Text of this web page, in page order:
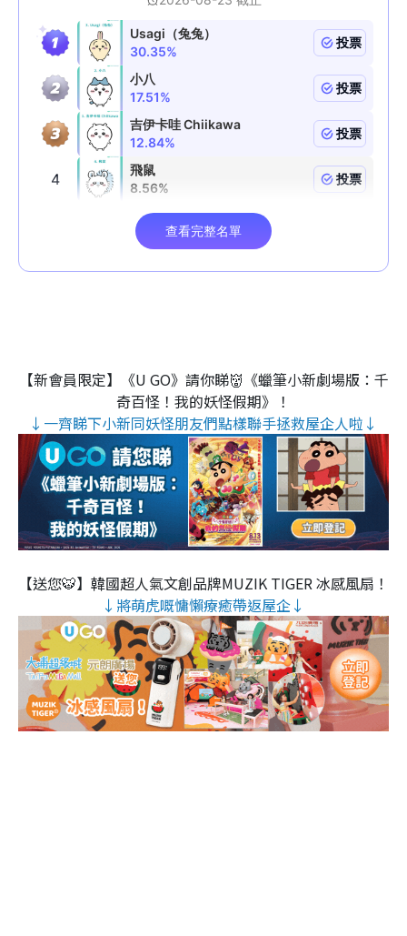
【新會員限定】《U GO》請你睇👹《蠟筆小新劇場版：千
奇百怪！我的妖怪假期》！
↓一齊睇下小新同妖怪朋友們點樣聯手拯救屋企人啦↓
【送您🐯】韓國超人氣文創品牌MUZIK TIGER 冰感風扇！
↓將萌虎嘅慵懶療癒帶返屋企↓